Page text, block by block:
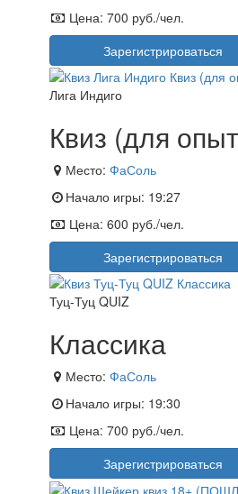
Цена: 700 руб./чел.
Зарегистрироваться
Лига Индиго
Квиз (для
Место: ФаСоль
Начало игры: 19:27
Цена: 600 руб./чел.
Зарегистрироваться
Туц-Туц QUIZ
Классика
Место: ФаСоль
Начало игры: 19:30
Цена: 700 руб./чел.
Зарегистрироваться